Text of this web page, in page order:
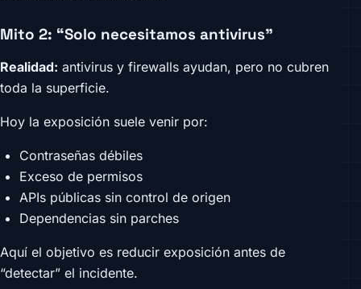
Mito 2: “Solo necesitamos antivirus”
Realidad: antivirus y firewalls ayudan, pero no cubren
toda la superficie.
Hoy la exposición suele venir por:
Contraseñas débiles
Exceso de permisos
APIs públicas sin control de origen
Dependencias sin parches
Aquí el objetivo es reducir exposición antes de
“detectar” el incidente.